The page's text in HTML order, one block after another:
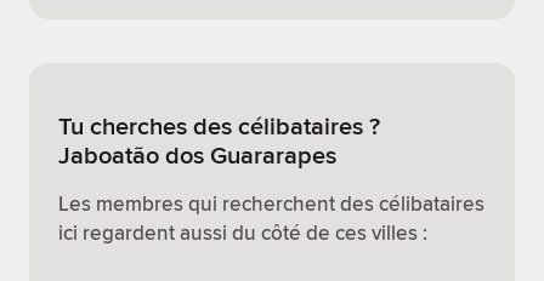
Tu cherches des célibataires ?
Jaboatão dos Guararapes
Les membres qui recherchent des célibataires
ici regardent aussi du côté de ces villes :